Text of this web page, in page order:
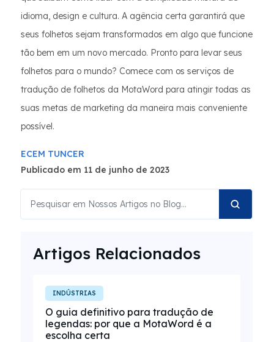
idioma, design e cultura. A agência certa garantirá que
seus folhetos sejam transformados em algo que funcione
tão bem em um novo mercado. Pronto para levar seus
folhetos para o mundo? Comece com os serviços de
tradução de folhetos da MotaWord para atingir todas as
suas metas de marketing da maneira mais conveniente
possível.
ECEM TUNCER
Publicado em 11 de junho de 2023
Artigos Relacionados
INDÚSTRIAS
O guia definitivo para tradução de
legendas: por que a MotaWord é a
escolha certa